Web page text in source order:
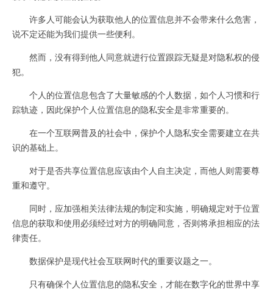
许多人可能会认为获取他人的位置信息并不会带来什么危害，
说不定还能为我们提供一些便利。
然而，没有得到他人同意就进行位置跟踪无疑是对隐私权的侵
犯。
个人的位置信息包含了大量敏感的个人数据，如个人习惯和行
踪轨迹，因此保护个人位置信息的隐私安全是非常重要的。
在一个互联网普及的社会中，保护个人隐私安全需要建立在共
识的基础上。
对于是否共享位置信息应该由个人自主决定，而他人则需要尊
重和遵守。
同时，应加强相关法律法规的制定和实施，明确规定对于位置
信息的获取和使用必须经过对方的明确同意，否则将承担相应的法
律责任。
数据保护是现代社会互联网时代的重要议题之一。
只有确保个人位置信息的隐私安全，才能在数字化的世界中享